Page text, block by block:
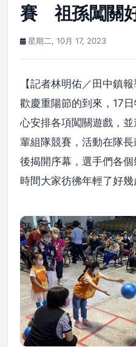
賽 祖孫闖關
星期二, 10月 17, 2023
【記者林明佑／田中鎮
歡慶重陽節的到來，17
心安排各項闖關遊戲，
輩組隊競賽，活動在隊
後揭開序幕，選手們各
時間大家彷彿年輕了好幾